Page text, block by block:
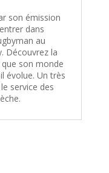
son émission
dans
au
Découvrez la
son monde
évolue. Un très
service des